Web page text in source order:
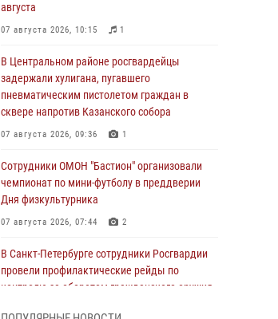
августа
07 августа 2026, 10:15 1
В Центральном районе росгвардейцы
задержали хулигана, пугавшего
пневматическим пистолетом граждан в
сквере напротив Казанского собора
07 августа 2026, 09:36 1
Сотрудники ОМОН "Бастион" организовали
чемпионат по мини-футболу в преддверии
Дня физкультурника
07 августа 2026, 07:44 2
В Санкт-Петербурге сотрудники Росгвардии
провели профилактические рейды по
контролю за оборотом гражданского оружия